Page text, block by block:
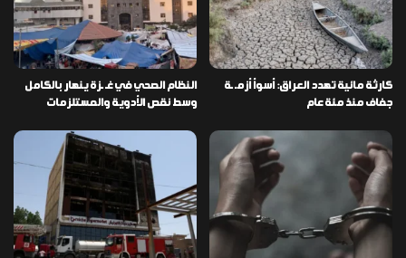
كارثة مائية تهدد العراق: أسوأ أزمـ ـة
جفاف منذ مئة عام
النظام الصحي في غـ ـزة ينهار بالكامل
وسط نقص الأدوية والمستلزمات